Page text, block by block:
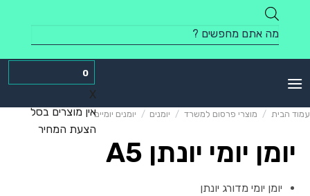
content
Products
search
0
X
אין מוצרים בסל
הצעת המחיר
עמוד הבית / מוצרי פרסום למשרד / יומנים / יומנים יומיים
יומן יומי יונתן A5
יומן יומי מדורג יונתן